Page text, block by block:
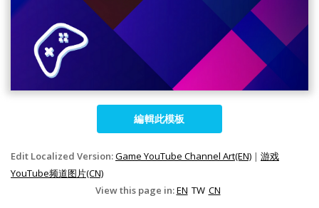
編輯此模板
Edit Localized Version:Game YouTube Channel Art(EN) | 游戏
YouTube频道图片(CN)
View this page in:EN TW CN